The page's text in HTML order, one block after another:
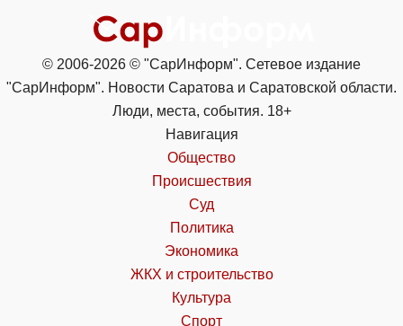
© 2006-2026 © "СарИнформ". Сетевое издание
"СарИнформ". Новости Саратова и Саратовской области.
Люди, места, события. 18+
Навигация
Общество
Происшествия
Суд
Политика
Экономика
ЖКХ и строительство
Культура
Спорт